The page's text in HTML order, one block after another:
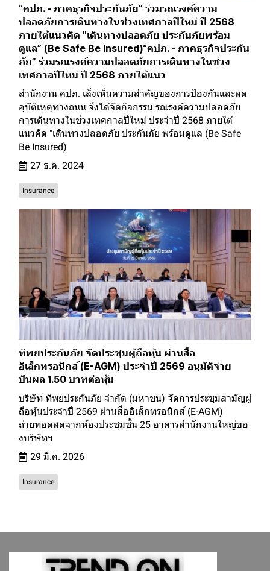
“คปภ. - ภาคธุรกิจประกันภัย” ร่วมรณรงค์ความ
ปลอดภัยการเดินทางในช่วงเทศกาลปีใหม่ ปี 2568
ภายใต้แนวคิด "เดินทางปลอดภัย ประกันภัยพร้อม
ดูแล” (Be Safe Be Insured)“คปภ. - ภาคธุรกิจประกัน
ภัย” ร่วมรณรงค์ความปลอดภัยการเดินทางในช่วง
เทศกาลปีใหม่ ปี 2568 ภายใต้แนว
สำนักงาน คปภ. เล็งเห็นความสำคัญของการป้องกันและลด
อุบัติเหตุทางถนน จึงได้จัดกิจกรรม รณรงค์ความปลอดภัย
การเดินทางในช่วงเทศกาลปีใหม่ ประจำปี 2568 ภายใต้
แนวคิด "เดินทางปลอดภัย ประกันภัย พร้อมดูแล (Be Safe
Be Insured)
27 ธ.ค. 2024
Insurance
ทิพยประกันภัย จัดประชุมผู้ถือหุ้น ผ่านสื่อ
อิเล็กทรอนิกส์ (E-AGM) ประจำปี 2569 อนุมัติจ่าย
ปันผล 1.50 บาทต่อหุ้น
บริษัท ทิพยประกันภัย จำกัด (มหาชน) จัดการประชุมสามัญผู้
ถือหุ้นประจำปี 2569 ผ่านสื่ออิเล็กทรอนิกส์ (E-AGM)
ถ่ายทอดสดจากห้องประชุมชั้น 25 อาคารสำนักงานใหญ่ขอ
งบริษัทฯ
29 มี.ค. 2026
Insurance